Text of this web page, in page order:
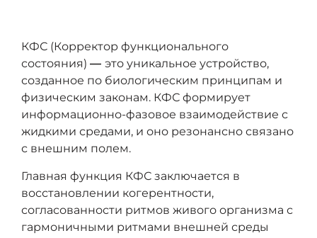
КФС (Корректор функционального
состояния) — это уникальное устройство,
созданное по биологическим принципам и
физическим законам. КФС формирует
информационно-фазовое взаимодействие с
жидкими средами, и оно резонансно связано
с внешним полем.
Главная функция КФС заключается в
восстановлении когерентности,
согласованности ритмов живого организма с
гармоничными ритмами внешней среды